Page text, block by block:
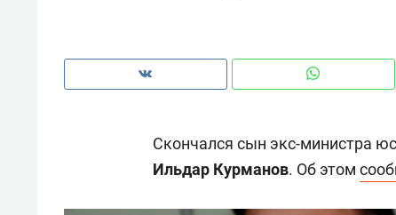
Скончался сын экс-министра
Ильдар Курманов. Об этом